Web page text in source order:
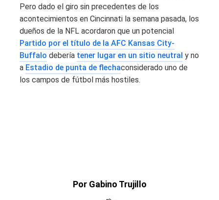
Pero dado el giro sin precedentes de los
acontecimientos en Cincinnati la semana pasada, los
dueños de la NFL acordaron que un potencial
Partido por el título de la AFC Kansas City-
Buffalo debería tener lugar en un sitio neutral y no
a Estadio de punta de flechaconsiderado uno de
los campos de fútbol más hostiles.
Por Gabino Trujillo